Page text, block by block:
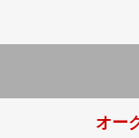
オー